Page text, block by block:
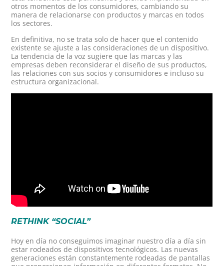
otros momentos de los consumidores, cambiando su
manera de relacionarse con productos y marcas en todos
los sectores.
En definitiva, no se trata solo de hacer que el contenido
existente se ajuste a las consideraciones de un dispositivo.
La tendencia de la voz sugiere que las marcas y las
empresas deben reconsiderar el diseño de sus productos,
las relaciones con sus socios y consumidores e incluso su
estructura organizacional.
RETHINK “SOCIAL”
Hoy en día no conseguimos imaginar nuestro día a día sin
estar rodeados de dispositivos tecnológicos. Las nuevas
generaciones están constantemente rodeadas de pantallas